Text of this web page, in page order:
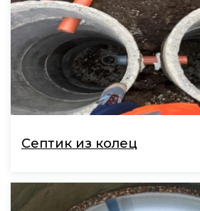
Септик из колец